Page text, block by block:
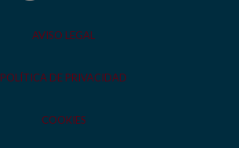
AVISO LEGAL
POLÍTICA DE PRIVACIDAD
COOKIES